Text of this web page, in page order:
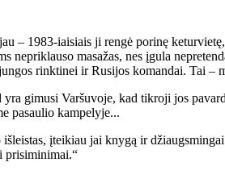
– 1983-iaisiais ji rengė porinę
masažas, nes įgula
rinktinei ir Rusijos komandai. Tai –
gimusi Varšuvoje, kad tikroji jos
pasaulio kampelyje...
įteikiau jai knygą ir
prisiminimai.“